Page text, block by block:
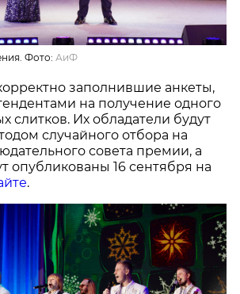
Фото:АиФ
заполнившие анкеты,
на получение одного
слитков. Их обладатели будут
случайного отбора на
совета премии, а
опубликованы 16 сентября на
.